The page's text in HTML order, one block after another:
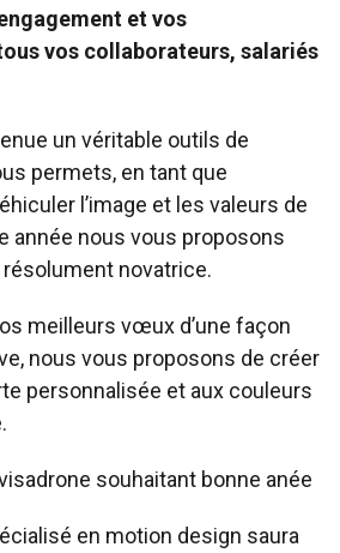
et vos
vos collaborateurs, salariés
un véritable outils de
permets, en tant que
l’image et les valeurs de
année nous vous proposons
novatrice.
meilleurs vœux d’une façon
nous vous proposons de créer
personnalisée et aux couleurs
en motion design saura